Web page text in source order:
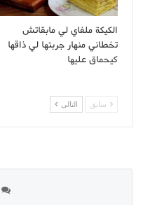
الكيكة ملفاي لي مابقاتش
تخطاني منهار جربتها لي ذاقها
كيحماق عليها
سابق التالى